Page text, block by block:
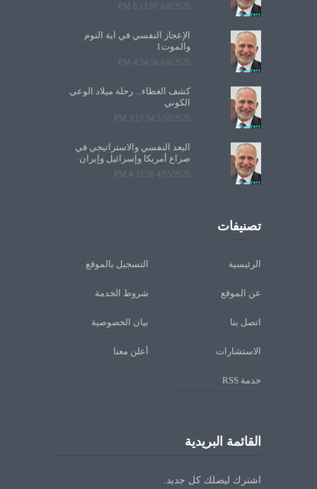
6/8/2026 6:11:07 PM
الإعجاز النفسي في آية النوم
والموت1
6/6/2026 4:24:58 PM
كشف الغطاء... رحلة ميلاد الوعي
الكوني
5/10/2026 3:17:54 PM
البعد النفسي والاستراتيجي في
صراع أمريكا وإسرائيل وإيران
4/15/2026 4:32:56 PM
تصنيفات
الرئيسية التسجيل بالموقع
عن الموقع شروط الخدمة
اتصل بنا بيان الخصوصية
الاستشارات أعلن معنا
خدمة RSS
القائمة البريدية
اشترك ليصلك كل جديد.